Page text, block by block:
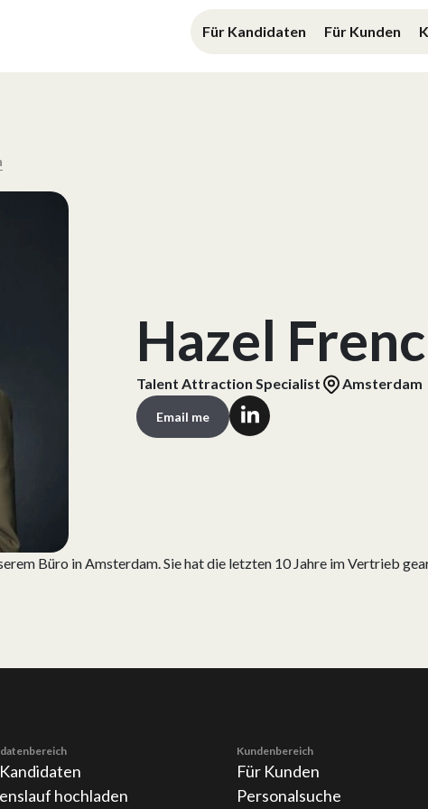
Für Kandidaten Für Kunden
Hazel
Talent Attraction Specialist Amsterdam
Email me
Büro in Amsterdam. Sie hat die letzten 10 Jahre im Vertrieb
hochladen
Kundenbereich
Für Kunden
Personalsuche